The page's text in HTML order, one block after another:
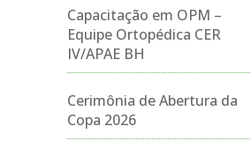
Capacitação em OPM –
Equipe Ortopédica CER
IV/APAE BH
Cerimônia de Abertura da
Copa 2026